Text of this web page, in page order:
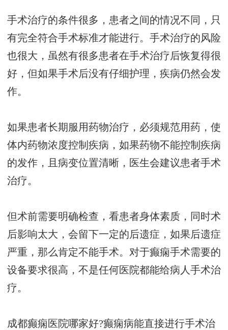
手术治疗的条件很多，患者之间的情况不同，只
有完全符合手术标准才能进行。手术治疗的风险
也很大，虽然有很多患者在手术治疗后恢复得很
好，但如果手术后没有仔细护理，疾病仍然会发
作。
如果患者长期服用药物治疗，必须规范用药，使
体内药物浓度控制疾病，如果药物不能控制疾病
的发作，且病变位置清晰，医生会建议患者手术
治疗。
但术前需要明确检查，看患者身体素质，同时术
后影响太大，会留下一定的后遗症，如果后遗症
严重，那么肯定不能手术。对于癫痫手术需要的
设备要求很高，不是任何医院都能给病人手术治
疗。
成都癫痫医院哪家好?癫痫病能直接进行手术治